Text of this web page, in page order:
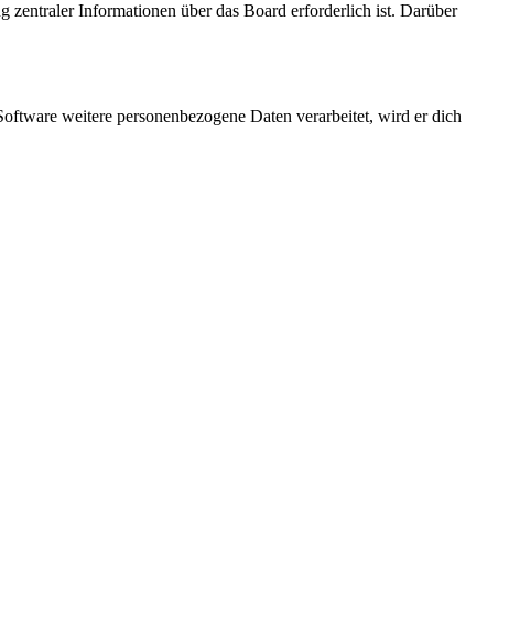
zentraler Informationen über das Board erforderlich ist. Darüber
weitere personenbezogene Daten verarbeitet, wird er dich